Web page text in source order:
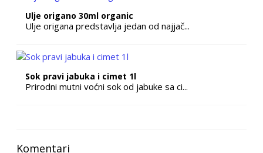
Ulje origano 30ml organic
Ulje origana predstavlja jedan od najjač...
Sok pravi jabuka i cimet 1l
Prirodni mutni voćni sok od jabuke sa ci...
Komentari